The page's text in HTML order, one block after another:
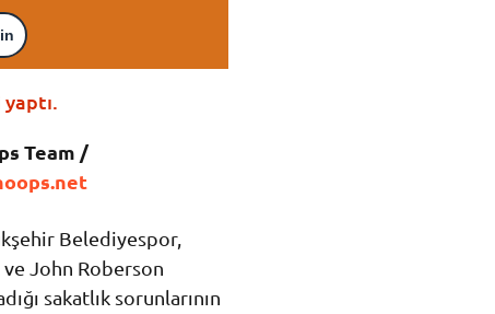
Team /
Belediyespor,
ve John Roberson
sakatlık sorunlarının